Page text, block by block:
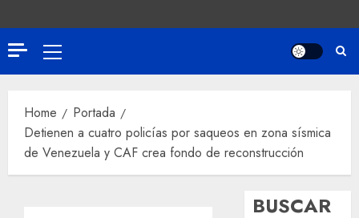
Home
Portada
Detienen a cuatro policías por saqueos en zona sísmica
de Venezuela y CAF crea fondo de reconstrucción
BUSCAR